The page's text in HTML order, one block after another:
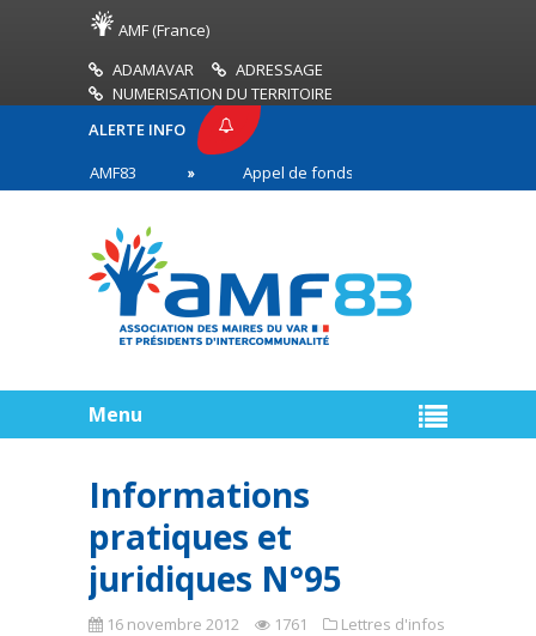
AMF (France)
ADAMAVAR
ADRESSAGE
NUMERISATION DU TERRITOIRE
ALERTE INFO
AMF83
Appel de fonds incendies de forêt
en première ligne
Menu
Informations
pratiques et
juridiques N°95
16 novembre 2012 1761
Lettres d'infos